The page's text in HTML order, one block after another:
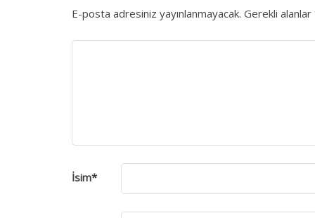
E-posta adresiniz yayınlanmayacak. Gerekli alanlar
İsim*